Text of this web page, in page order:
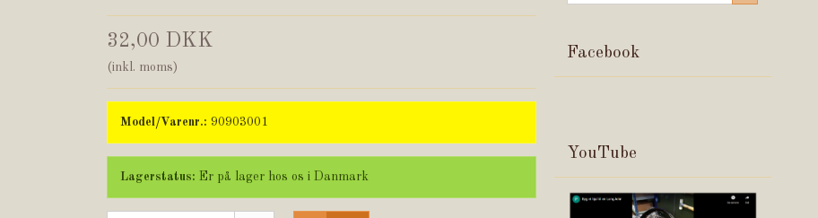
32,00 DKK
(inkl. moms)
Model/Varenr.: 90903001
Lagerstatus: Er på lager hos os i Danmark
Facebook
YouTube